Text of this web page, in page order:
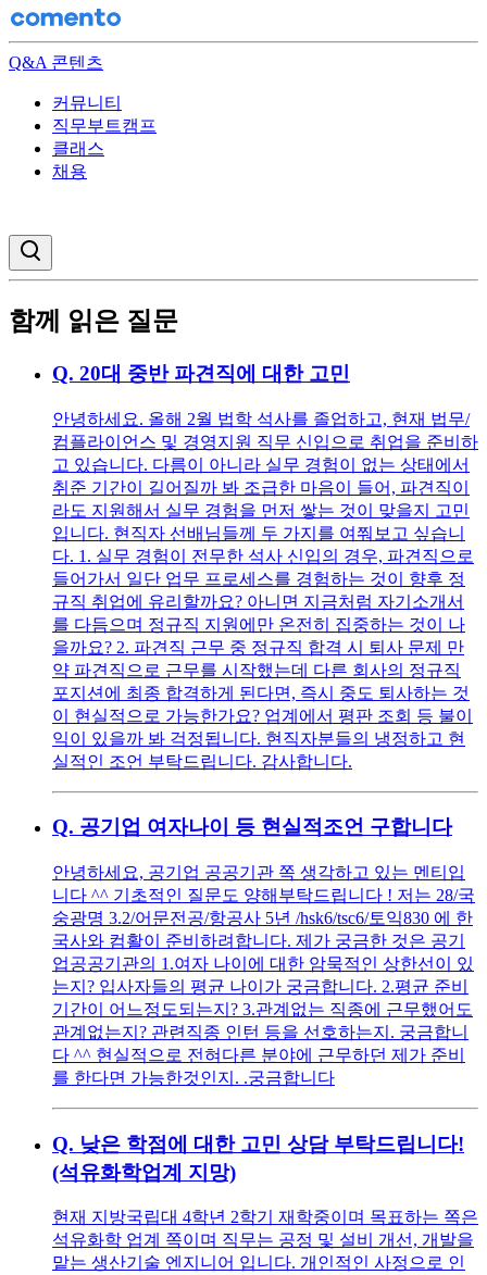
Q&A 콘텐츠
커뮤니티
직무부트캠프
클래스
채용
함께 읽은 질문
Q. 20대 중반 파견직에 대한 고민
안녕하세요. 올해 2월 법학 석사를 졸업하고, 현재 법무/
컴플라이언스 및 경영지원 직무 신입으로 취업을 준비하
고 있습니다. 다름이 아니라 실무 경험이 없는 상태에서
취준 기간이 길어질까 봐 조급한 마음이 들어, 파견직이
라도 지원해서 실무 경험을 먼저 쌓는 것이 맞을지 고민
입니다. 현직자 선배님들께 두 가지를 여쭤보고 싶습니
다. 1. 실무 경험이 전무한 석사 신입의 경우, 파견직으로
들어가서 일단 업무 프로세스를 경험하는 것이 향후 정
규직 취업에 유리할까요? 아니면 지금처럼 자기소개서
를 다듬으며 정규직 지원에만 온전히 집중하는 것이 나
을까요? 2. 파견직 근무 중 정규직 합격 시 퇴사 문제 만
약 파견직으로 근무를 시작했는데 다른 회사의 정규직
포지션에 최종 합격하게 된다면, 즉시 중도 퇴사하는 것
이 현실적으로 가능한가요? 업계에서 평판 조회 등 불이
익이 있을까 봐 걱정됩니다. 현직자분들의 냉정하고 현
실적인 조언 부탁드립니다. 감사합니다.
Q. 공기업 여자나이 등 현실적조언 구합니다
안녕하세요, 공기업 공공기관 쪽 생각하고 있는 멘티입
니다 ^^ 기초적인 질문도 양해부탁드립니다 ! 저는 28/국
숭광명 3.2/어문전공/항공사 5년 /hsk6/tsc6/토익830 에 한
국사와 컴활이 준비하려합니다. 제가 궁금한 것은 공기
업공공기관의 1.여자 나이에 대한 암묵적인 상한선이 있
는지? 입사자들의 평균 나이가 궁금합니다. 2.평균 준비
기간이 어느정도되는지? 3.관계없는 직종에 근무했어도
관계없는지? 관련직종 인턴 등을 선호하는지. 궁금합니
다 ^^ 현실적으로 전혀다른 분야에 근무하던 제가 준비
를 한다면 가능한것인지. .궁금합니다
Q. 낮은 학점에 대한 고민 상담 부탁드립니다!
(석유화학업계 지망)
현재 지방국립대 4학년 2학기 재학중이며 목표하는 쪽은
석유화학 업계 쪽이며 직무는 공정 및 설비 개선, 개발을
맡는 생산기술 엔지니어 입니다. 개인적인 사정으로 인